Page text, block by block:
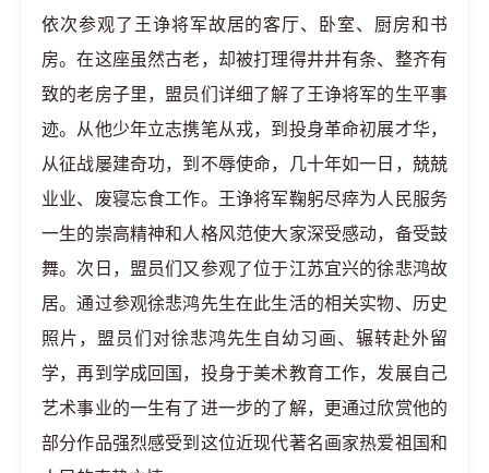
依次参观了王诤将军故居的客厅、卧室、厨房和书
房。在这座虽然古老，却被打理得井井有条、整齐有
致的老房子里，盟员们详细了解了王诤将军的生平事
迹。从他少年立志携笔从戎，到投身革命初展才华，
从征战屡建奇功，到不辱使命，几十年如一日，兢兢
业业、废寝忘食工作。王诤将军鞠躬尽瘁为人民服务
一生的崇高精神和人格风范使大家深受感动，备受鼓
舞。次日，盟员们又参观了位于江苏宜兴的徐悲鸿故
居。通过参观徐悲鸿先生在此生活的相关实物、历史
照片，盟员们对徐悲鸿先生自幼习画、辗转赴外留
学，再到学成回国，投身于美术教育工作，发展自己
艺术事业的一生有了进一步的了解，更通过欣赏他的
部分作品强烈感受到这位近现代著名画家热爱祖国和